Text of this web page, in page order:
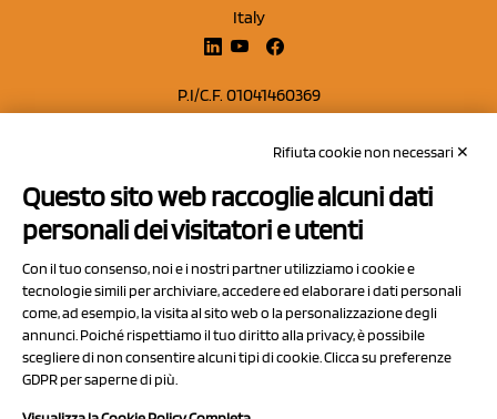
Italy
P.I/C.F. 01041460369
Capitale sociale Euro 50.000,00 i.v.
Contatti
Privacy Policy
Cookie Policy
Chi Siamo
Rifiuta cookie non necessari ✕
Questo sito web raccoglie alcuni dati
personali dei visitatori e utenti
Con il tuo consenso, noi e i nostri partner utilizziamo i cookie e
tecnologie simili per archiviare, accedere ed elaborare i dati personali
come, ad esempio, la visita al sito web o la personalizzazione degli
annunci. Poiché rispettiamo il tuo diritto alla privacy, è possibile
scegliere di non consentire alcuni tipi di cookie. Clicca su preferenze
GDPR per saperne di più.